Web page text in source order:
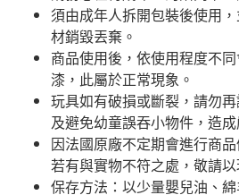
須由成年人拆開包裝後使用
材銷毀丟棄。
商品使用後，依使用程度不
漆，此屬於正常現象。
玩具如有破損或斷裂，請勿
及避免幼童誤吞小物件，造成
因法國原廠不定期會進行商
若有與實物不符之處，敬請
保存方法：以少量嬰兒油、